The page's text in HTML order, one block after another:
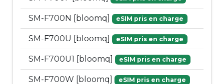
SM-F700N [bloomq] eSIM pris en charge
SM-F700U [bloomq] eSIM pris en charge
SM-F700U1 [bloomq] eSIM pris en charge
SM-F700W [bloomq] eSIM pris en charge